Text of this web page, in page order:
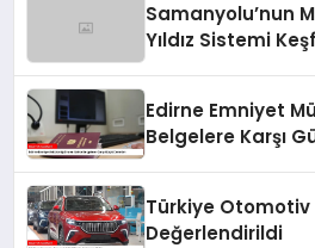
Samanyolu’nun
Yıldız Sistemi
Edirne Emniyet
Belgelere Karşı
Türkiye Otomotiv
Değerlendirildi